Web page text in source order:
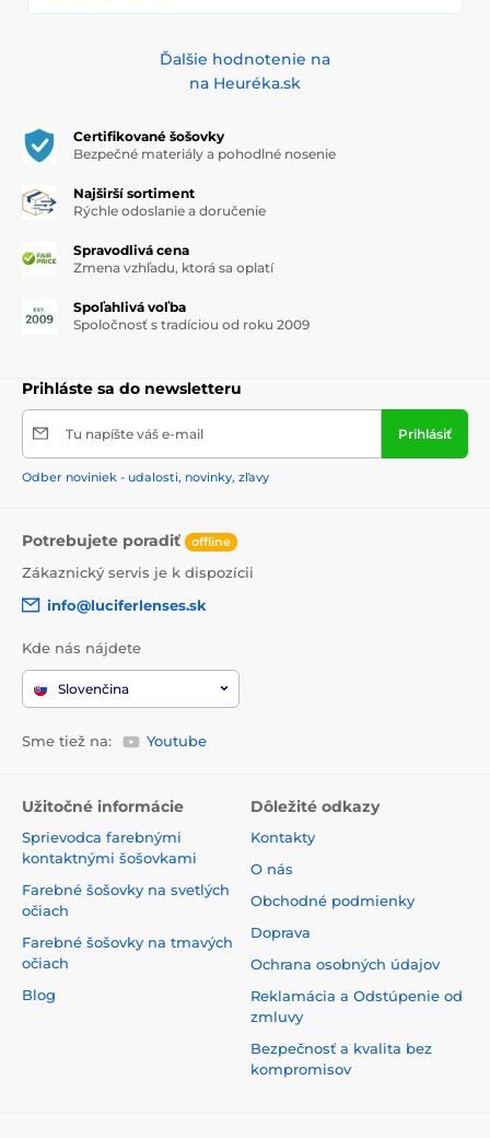
Ďalšie hodnotenie na
na Heuréka.sk
Certifikované šošovky
Bezpečné materiály a pohodlné nosenie
Najširší sortiment
Rýchle odoslanie a doručenie
Spravodlivá cena
Zmena vzhľadu, ktorá sa oplatí
Spoľahlivá voľba
Spoločnosť s tradíciou od roku 2009
Prihláste sa do newsletteru
Tu napíšte váš e-mail Prihlásiť
Odber noviniek - udalosti, novinky, zľavy
Potrebujete poradiť offline
Zákaznický servis je k dispozícii
info@luciferlenses.sk
Kde nás nájdete
Slovenčina
Sme tiež na: Youtube
Užitočné informácie
Sprievodca farebnými
kontaktnými šošovkami
Farebné šošovky na svetlých
očiach
Farebné šošovky na tmavých
očiach
Blog
Dôležité odkazy
Kontakty
O nás
Obchodné podmienky
Doprava
Ochrana osobných údajov
Reklamácia a Odstúpenie od
zmluvy
Bezpečnosť a kvalita bez
kompromisov